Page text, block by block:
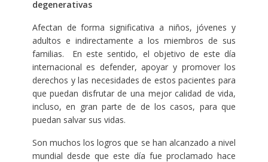
degenerativas
Afectan de forma significativa a niños, jóvenes y
adultos e indirectamente a los miembros de sus
familias. En este sentido, el objetivo de este día
internacional es defender, apoyar y promover los
derechos y las necesidades de estos pacientes para
que puedan disfrutar de una mejor calidad de vida,
incluso, en gran parte de de los casos, para que
puedan salvar sus vidas.
Son muchos los logros que se han alcanzado a nivel
mundial desde que este día fue proclamado hace